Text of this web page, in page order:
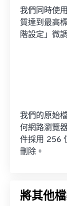
我們同時使
質達到最高
階設定」微
我們的原始
何網路瀏覽
件採用 256
刪除。
將其他